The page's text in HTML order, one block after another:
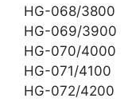
HG-068/3800
HG-069/3900
HG-070/4000
HG-071/4100
HG-072/4200